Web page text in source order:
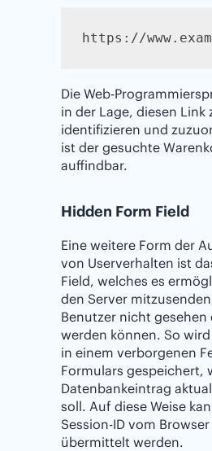
https://
Die Web-
in der Lage, diesen Link
identifizieren und
ist der gesuchte
auffindbar.
Hidden Form Field
Eine weitere Form der
von Userverhalten ist
Field, welches es
den Server
Benutzer nicht gesehen
werden können. So
in einem verborgenen
Formulars gespeichert,
Datenbankeintrag
soll. Auf diese Weise
Session-ID vom
übermittelt werden.